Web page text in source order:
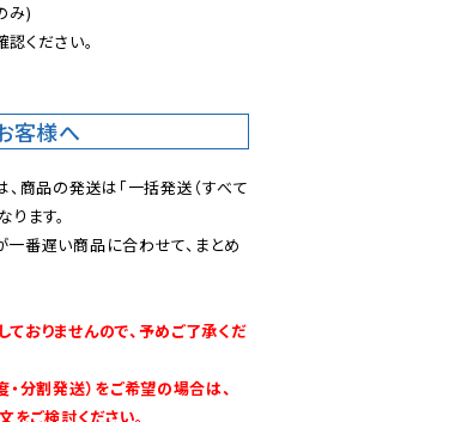
み)
ください。
客様へ
商品の発送は「一括発送（すべて
ます。
番遅い商品に合わせて、まとめ
おりませんので、予めご了承くだ
分割発送）をご希望の場合は、
をご検討ください。